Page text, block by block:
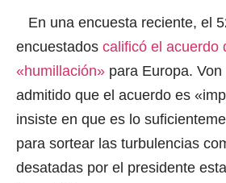
En una encuesta reciente, el
encuestados calificó el acuerdo
«humillación» para Europa.
admitido que el acuerdo es
insiste en que es lo
para sortear las turbulencias
desatadas por el presidente